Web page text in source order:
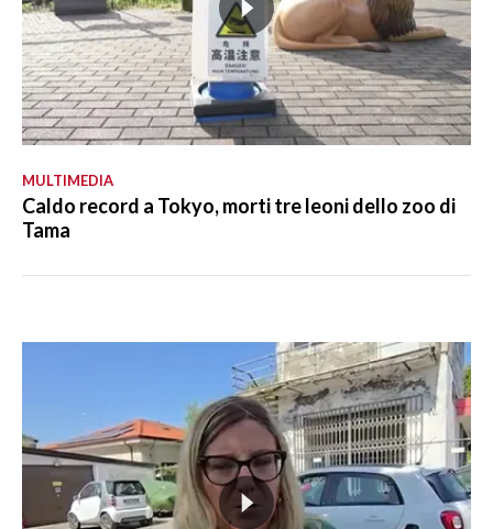
MULTIMEDIA
Caldo record a Tokyo, morti tre leoni dello zoo di
Tama